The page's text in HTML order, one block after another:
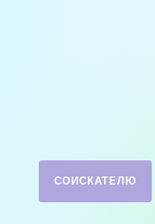
СОИСКАТЕЛЮ